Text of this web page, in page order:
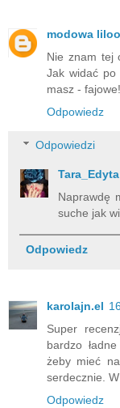
modowa liloo
Nie znam tej
Jak widać po
masz -
Odpowiedz
Odpowiedzi
Tara_Edyta
Naprawdę
suche jak
Odpowiedz
karolajn.el
Super
bardzo
żeby mieć
serdecznie.
Odpowiedz